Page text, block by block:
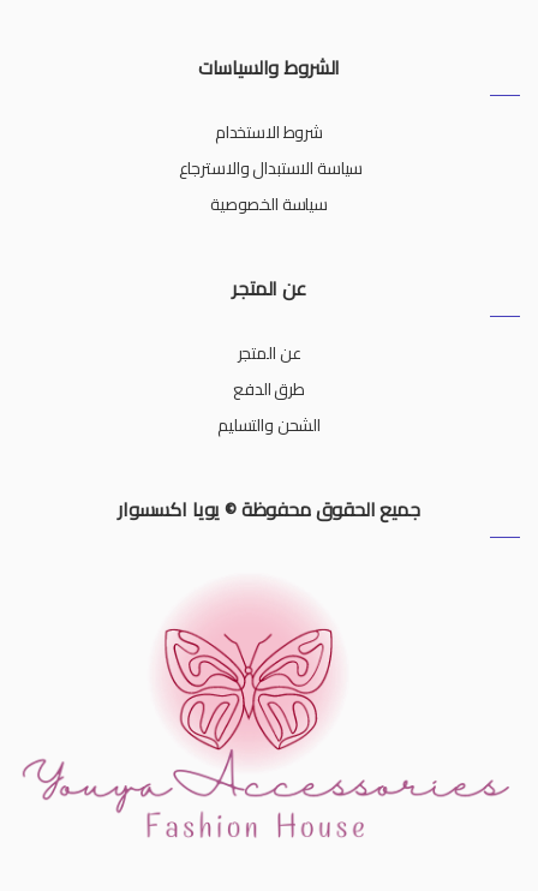
الشروط والسياسات
شروط الاستخدام
سياسة الاستبدال والاسترجاع
سياسة الخصوصية
عن المتجر
عن المتجر
طرق الدفع
الشحن والتسليم
جميع الحقوق محفوظة © يويا اكسسوار